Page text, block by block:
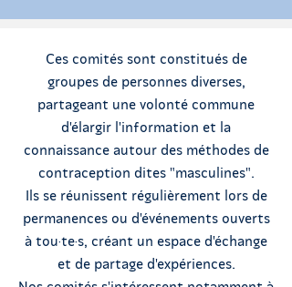
Ces comités sont constitués de
groupes de personnes diverses,
partageant une volonté commune
d'élargir l'information et la
connaissance autour des méthodes de
contraception dites "masculines".
Ils se réunissent régulièrement lors de
permanences ou d'événements ouverts
à tou·te·s, créant un espace d'échange
et de partage d'expériences.